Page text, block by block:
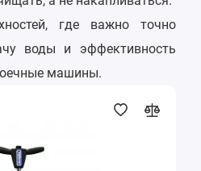
где важно точно
воды и эффективность
машины.